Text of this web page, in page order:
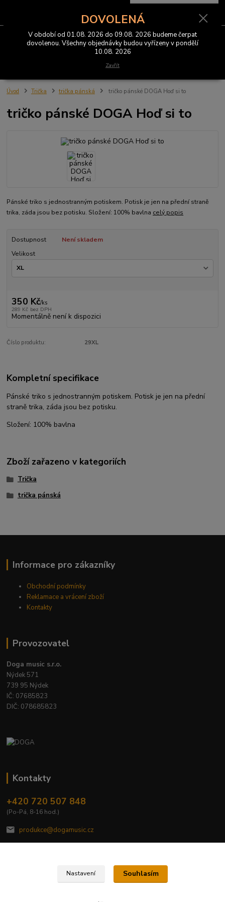
Menu
0 Kč
Úvod Trička trička pánská tričko pánské DOGA Hoď si to
tričko pánské DOGA Hoď si to
Pánské triko s jednostranným potiskem. Potisk je jen na přední straně
trika, záda jsou bez potisku. Složení: 100% bavlna celý popis
Dostupnost
Není skladem
Velikost
350 Kč/ks
289 Kč bez DPH
Momentálně není k dispozici
Číslo produktu: 29XL
Kompletní specifikace
Pánské triko s jednostranným potiskem. Potisk je jen na přední
straně trika, záda jsou bez potisku.
Složení: 100% bavlna
Zboží zařazeno v kategoriích
Trička
trička pánská
Informace pro zákazníky
Obchodní podmínky
Reklamace a vrácení zboží
Kontakty
Provozovatel
Doga music s.r.o.
Nýdek 571
739 95 Nýdek
IČ: 07685823
DIČ: 078685823
Kontakty
+420 720 507 848
(Po-Pá, 8-16 hod.)
produkce@dogamusic.cz
DOVOLENÁ
V období od 01.08. 2026 do 09.08. 2026 budeme čerpat
dovolenou. Všechny objednávky budou vyřízeny v pondělí
10.08. 2026
Zavřít
Nastavení Souhlasím